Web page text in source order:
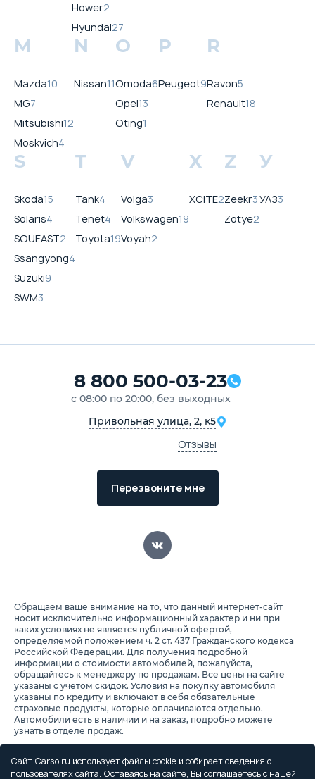
Hower2
Hyundai27
M
Mazda10
MG7
Mitsubishi12
Moskvich4
N
Nissan11
O
Omoda6
Opel13
Oting1
P
Peugeot9
R
Ravon5
Renault18
S
Skoda15
Solaris4
SOUEAST2
Ssangyong4
Suzuki9
SWM3
T
Tank4
Tenet4
Toyota19
V
Volga3
Volkswagen19
Voyah2
X
XCITE2
Z
Zeekr3
Zotye2
У
УАЗ3
8 800 500-03-23
с 08:00 по 20:00, без выходных
Привольная улица, 2, к5
Отзывы
Перезвоните мне
Обращаем ваше внимание на то, что данный интернет-сайт
носит исключительно информационный характер и ни при
каких условиях не является публичной офертой,
определяемой положением ч. 2 ст. 437 Гражданского кодекса
Российской Федерации. Для получения подробной
информации о стоимости автомобилей, пожалуйста,
обращайтесь к менеджеру по продажам. Все цены на сайте
указаны с учетом скидок. Условия на покупку автомобиля
указаны по кредиту и включают в себя обязательные
страховые продукты, которые оплачиваются отдельно.
Автомобили есть в наличии и на заказ, подробно можете
узнать в отделе продаж.
Предоставляя свои персональные данные и используя
настоящий веб-сайт, Вы соглашаетесь с обработкой Ваших
персональных данных и принимаете условия их обработки.
Сайт Carso.ru использует файлы cookie и собирает сведения о
пользователях сайта. Оставаясь на сайте, Вы соглашаетесь с нашей